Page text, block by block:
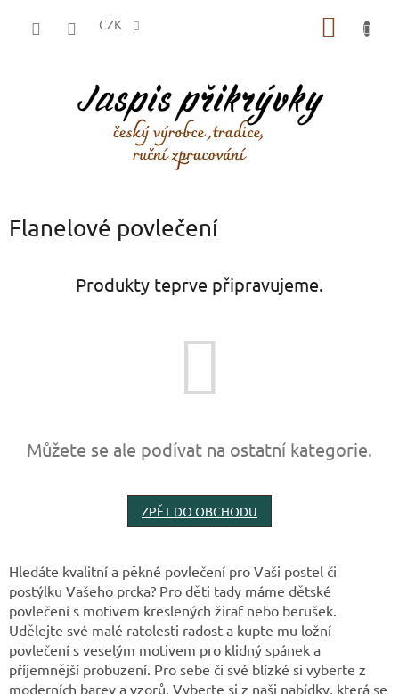
CZK
Flanelové povlečení
Produkty teprve připravujeme.
Můžete se ale podívat na ostatní kategorie.
ZPĚT DO OBCHODU
Hledáte kvalitní a pěkné povlečení pro Vaši postel či
postýlku Vašeho prcka? Pro děti tady máme dětské
povlečení s motivem kreslených žiraf nebo berušek.
Udělejte své malé ratolesti radost a kupte mu ložní
povlečení s veselým motivem pro klidný spánek a
příjemnější probuzení. Pro sebe či své blízké si vyberte z
moderních barev a vzorů. Vyberte si z naši nabídky, která se